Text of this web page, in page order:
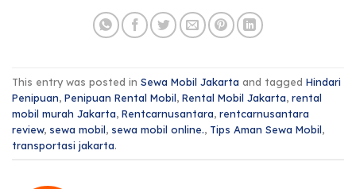
This entry was posted in Sewa Mobil Jakarta and tagged Hindari
Penipuan, Penipuan Rental Mobil, Rental Mobil Jakarta, rental
mobil murah Jakarta, Rentcarnusantara, rentcarnusantara
review, sewa mobil, sewa mobil online., Tips Aman Sewa Mobil,
transportasi jakarta.